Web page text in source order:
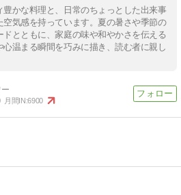
かな料理と、日常のちょっとした出来事
気感を持っています。夏の暑さや季節の
とともに、家庭の味や和やかさを伝える
温まる瞬間を巧みに描き、読む者に親し
月間IN:6900